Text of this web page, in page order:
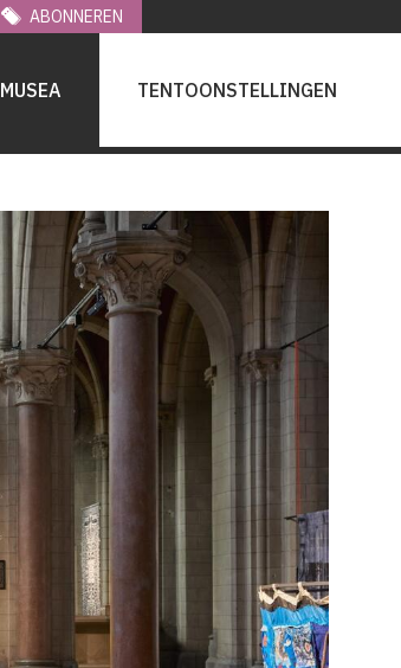
ABONNEREN
MUSEA TENTOONSTELLINGEN